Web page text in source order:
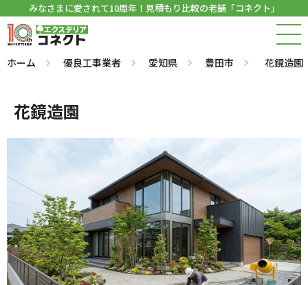
みなさまに愛されて10周年！見積もり比較の老舗「コネクト」
ホーム 優良工事業者 愛知県 豊田市 花鏡造園
花鏡造園